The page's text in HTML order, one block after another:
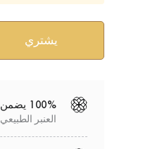
100% يضمن
العنبر الطبيعي